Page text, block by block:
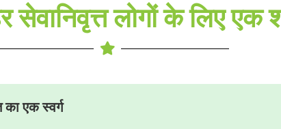
लोगों के लिए एक
का एक स्वर्ग